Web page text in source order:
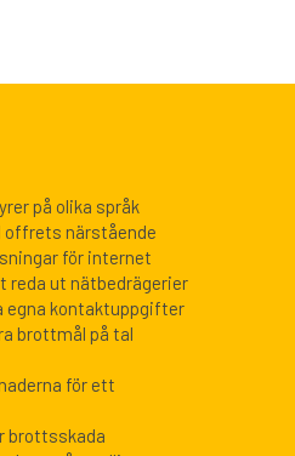
på olika språk
offrets närstående
för internet
reda ut nätbedrägerier
egna kontaktuppgifter
brottmål på tal
för ett
brottsskada